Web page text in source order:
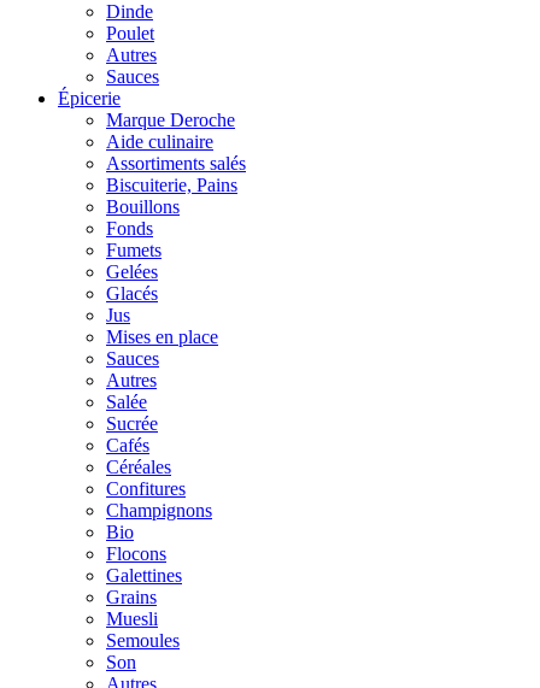
Dinde
Poulet
Autres
Sauces
Épicerie
Marque Deroche
Aide culinaire
Assortiments salés
Biscuiterie, Pains
Bouillons
Fonds
Fumets
Gelées
Glacés
Jus
Mises en place
Sauces
Autres
Salée
Sucrée
Cafés
Céréales
Confitures
Champignons
Bio
Flocons
Galettines
Grains
Muesli
Semoules
Son
Autres